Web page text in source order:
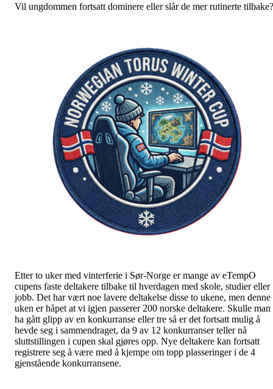
Vil ungdommen fortsatt dominere eller slår de mer rutinerte tilbake?
Etter to uker med vinterferie i Sør-Norge er mange av eTempO
cupens faste deltakere tilbake til hverdagen med skole, studier eller
jobb. Det har vært noe lavere deltakelse disse to ukene, men denne
uken er håpet at vi igjen passerer 200 norske deltakere. Skulle man
ha gått glipp av en konkurranse eller tre så er det fortsatt mulig å
hevde seg i sammendraget, da 9 av 12 konkurranser teller nå
sluttstillingen i cupen skal gjøres opp. Nye deltakere kan fortsatt
registrere seg å være med å kjempe om topp plasseringer i de 4
gjenstående konkurransene.